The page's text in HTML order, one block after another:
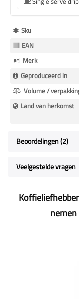
Meer
Informatie
Sku
EAN
Merk
Geproduceerd in
Volume /
Land van herkomst
Beoordelingen 2
Veelgestelde vragen